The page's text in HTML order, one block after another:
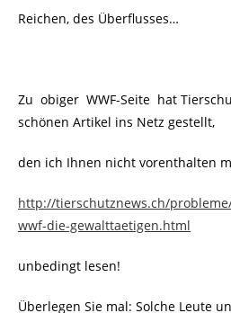
Reichen, des Überflusses…
Zu obiger WWF-Seite hat
schönen Artikel ins Netz gestellt,
den ich Ihnen nicht vorenthalten
http://tierschutznews.ch/
wwf-die-gewalttaetigen.html
unbedingt lesen!
Überlegen Sie mal: Solche Leute